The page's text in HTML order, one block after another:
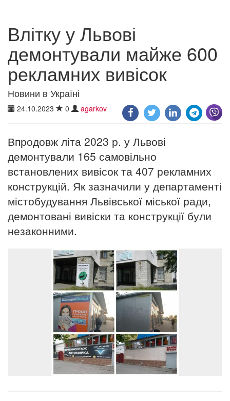
Влітку у Львові
демонтували майже 600
рекламних вивісок
Новини в Україні
24.10.2023 0 agarkov
Впродовж літа 2023 р. у Львові
демонтували 165 самовільно
встановлених вивісок та 407 рекламних
конструкцій. Як зазначили у департаменті
містобудування Львівської міської ради,
демонтовані вивіски та конструкції були
незаконними.